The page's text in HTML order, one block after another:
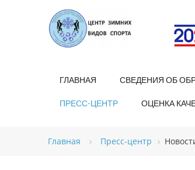
ГЛАВНАЯ СВЕДЕНИЯ ОБ
ПРЕСС-ЦЕНТР ОЦЕНКА
Главная Пресс-центр